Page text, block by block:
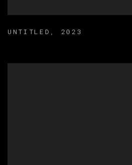
UNTITLED , 2023